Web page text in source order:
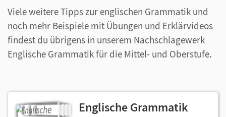
Viele weitere Tipps zur englischen Grammatik und
noch mehr Beispiele mit Übungen und Erklärvideos
findest du übrigens in unserem Nachschlagewerk
Englische Grammatik für die Mittel- und Oberstufe.
Englische Grammatik